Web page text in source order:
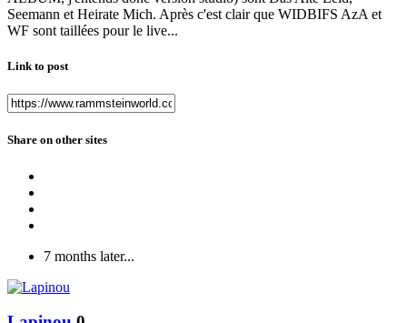
Seemann et Heirate Mich. Après c'est clair que WIDBIFS AzA et
WF sont taillées pour le live...
Link to post
Share on other sites
7 months later...